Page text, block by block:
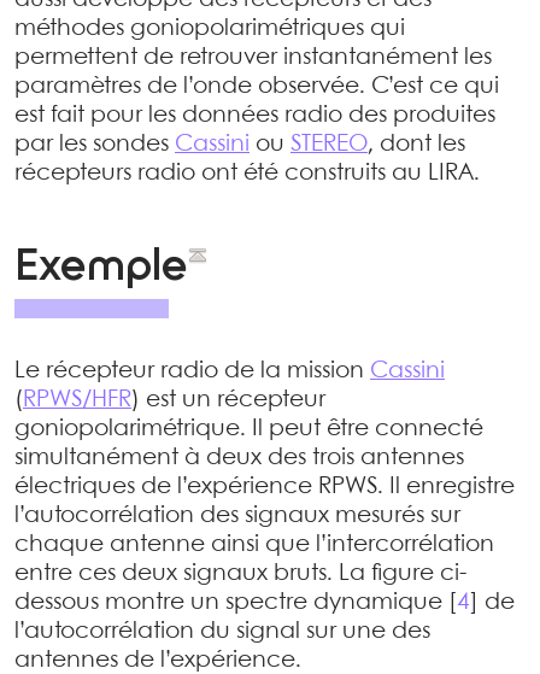
méthodes goniopolarimétriques qui
permettent de retrouver instantanément les
paramètres de l’onde observée. C’est ce qui
est fait pour les données radio des produites
par les sondes Cassini ou STEREO, dont les
récepteurs radio ont été construits au LIRA.
Exemple
Le récepteur radio de la mission Cassini
( RPWS/HFR) est un récepteur
goniopolarimétrique. Il peut être connecté
simultanément à deux des trois antennes
électriques de l’expérience RPWS. Il enregistre
l’autocorrélation des signaux mesurés sur
chaque antenne ainsi que l’intercorrélation
entre ces deux signaux bruts. La figure ci-
dessous montre un spectre dynamique
4
de
l’autocorrélation du signal sur une des
antennes de l’expérience.